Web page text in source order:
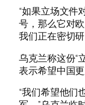
“如果立场文件
号，那么它对
我们正在密切研
乌克兰称这份“
表示希望中国
“我们希望他们